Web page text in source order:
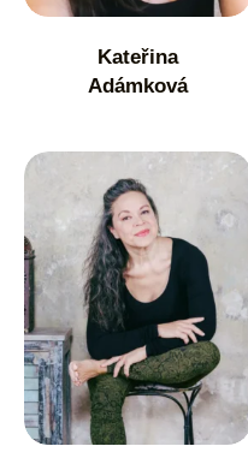
Kateřina
Adámková